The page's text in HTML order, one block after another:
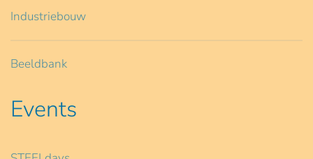
Industriebouw
Beeldbank
Events